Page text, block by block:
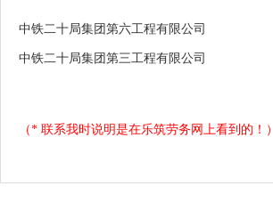
中铁二十局集团第六工程有限公司
中铁二十局集团第三工程有限公司
（* 联系我时说明是在乐筑劳务网上看到的！）